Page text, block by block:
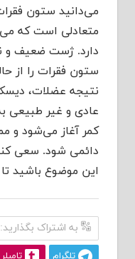
متعادلی است که
دارد. ژست ضعیف و
ستون فقرات را از
نتیجه عضلات،
عادی و غیر طبیعی
کمر آغاز می‌شود و
دائمی شود. سعی
این موضوع باشید
به اشتراک بگذارید:
تلگرام تامبلر